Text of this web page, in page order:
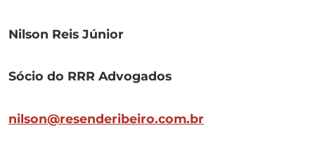
Nilson Reis Júnior
Sócio do RRR Advogados
nilson@resenderibeiro.com.br